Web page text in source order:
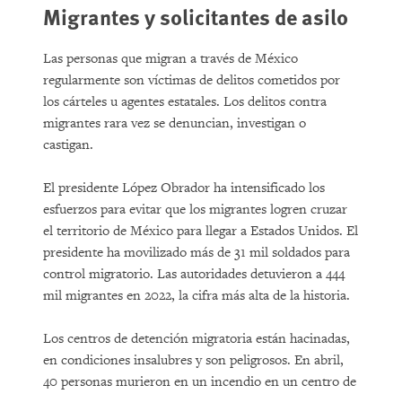
Migrantes y solicitantes de asilo
Las personas que migran a través de México
regularmente son víctimas de delitos cometidos por
los cárteles u agentes estatales. Los delitos contra
migrantes rara vez se denuncian, investigan o
castigan.
El presidente López Obrador ha intensificado los
esfuerzos para evitar que los migrantes logren cruzar
el territorio de México para llegar a Estados Unidos. El
presidente ha movilizado más de 31 mil soldados para
control migratorio. Las autoridades detuvieron a 444
mil migrantes en 2022, la cifra más alta de la historia.
Los centros de detención migratoria están hacinadas,
en condiciones insalubres y son peligrosos. En abril,
40 personas murieron en un incendio en un centro de